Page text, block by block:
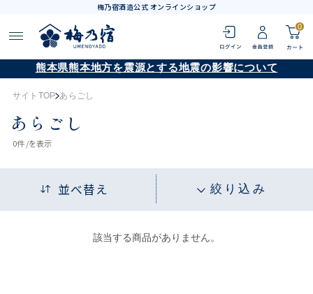
梅乃宿酒造公式 オンラインショップ
0
熊本県熊本地方を震源とする地震の影響について
サイトTOP あらごし
あらごし
0件 /を表示
並べ替え 絞り込み
該当する商品がありません。